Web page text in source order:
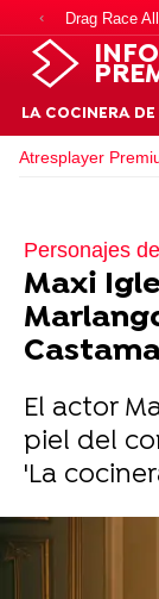
Drag Race
INFO
LA COCINERA
Atresplayer
Personajes
Maxi
El actor
piel del
'La